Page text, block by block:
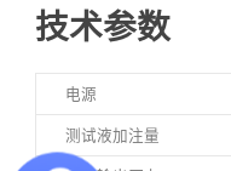
技术参数
电源
测试液加注量